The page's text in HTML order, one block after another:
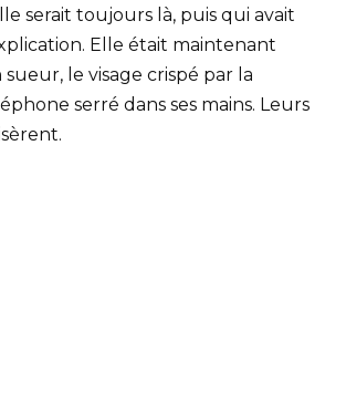
serait toujours là, puis qui avait
Elle était maintenant
le visage crispé par la
serré dans ses mains. Leurs